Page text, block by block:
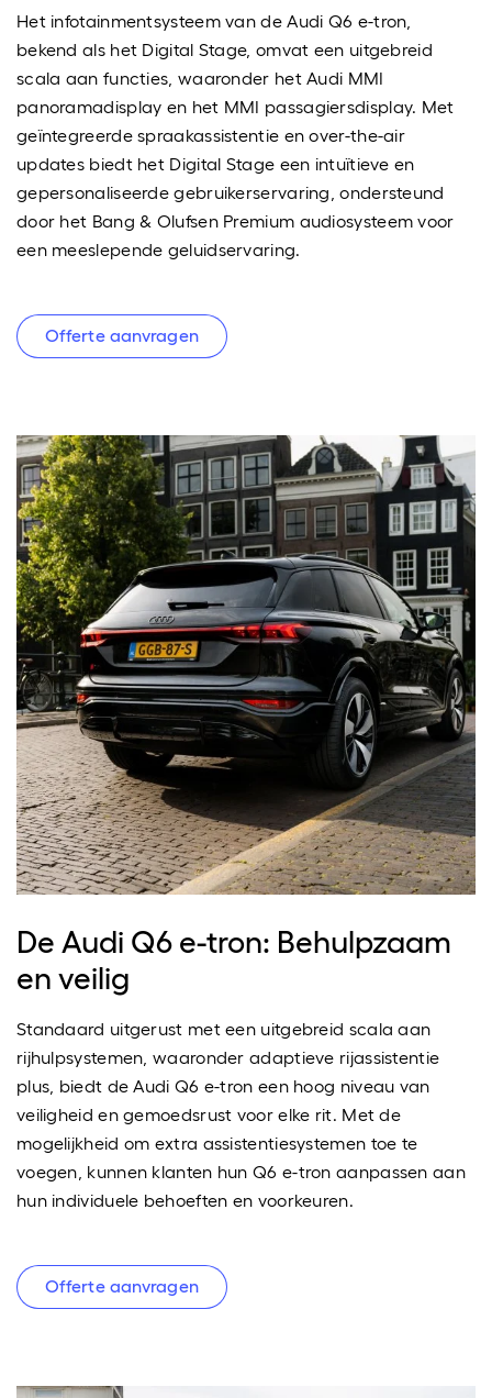
Het infotainmentsysteem van de Audi Q6 e-tron,
bekend als het Digital Stage, omvat een uitgebreid
scala aan functies, waaronder het Audi MMI
panoramadisplay en het MMI passagiersdisplay. Met
geïntegreerde spraakassistentie en over-the-air
updates biedt het Digital Stage een intuïtieve en
gepersonaliseerde gebruikerservaring, ondersteund
door het Bang & Olufsen Premium audiosysteem voor
een meeslepende geluidservaring.
Offerte aanvragen
De Audi Q6 e-tron: Behulpzaam
en veilig
Standaard uitgerust met een uitgebreid scala aan
rijhulpsystemen, waaronder adaptieve rijassistentie
plus, biedt de Audi Q6 e-tron een hoog niveau van
veiligheid en gemoedsrust voor elke rit. Met de
mogelijkheid om extra assistentiesystemen toe te
voegen, kunnen klanten hun Q6 e-tron aanpassen aan
hun individuele behoeften en voorkeuren.
Offerte aanvragen